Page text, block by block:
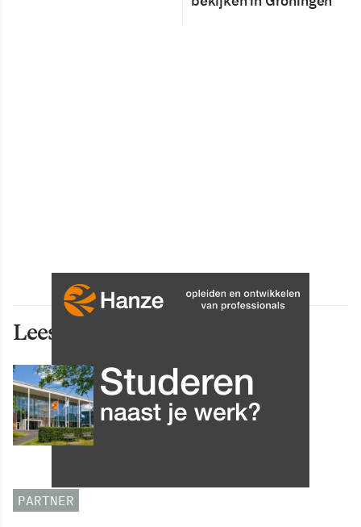
Lees ook deze artikelen
INNOVATIE
Grip op data en informatie:
Leergang Data en
PARTNER